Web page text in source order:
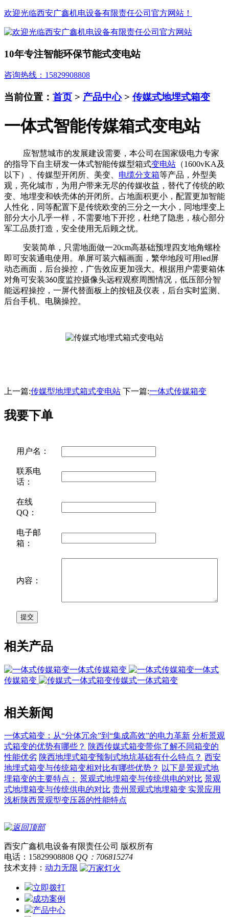
欢迎光临西安广鑫机电设备有限责任公司官方网站！
10年专注智能环保节能式变电站
咨询热线：15829908808
当前位置： 首页 > 产品中心> 传媒式地埋式箱变
一体式智能传媒箱式变电站
应智慧城市的发展建设需要，本公司在国家级电力专家
的指导下自主研发一体式智能传媒型箱式变电站 （1600vKA 及
以下）
、传媒型开闭所、美变、 电缆分支箱等产品，外型美
观，亮化城市，为用户带来无尽的传媒收益，替代了传统的欧
变、地埋变和铁壳体的开闭所。占地面积更小，配置更加智能
人性化，同等配置下是传统欧变的三分之一大小，同地埋变上
部分大小几乎一样，不需要地下开挖，杜绝了隐患，核心部分
军工品质打造，安全使用无后顾之忧。
安装简单，只需地面做一20cm高基础预埋四支地角螺栓
即可安装通电使用。单屏可装六幅画面，繁华地段可用 led屏
动态画面，后台操控，广告效应更加强大。根据用户需要箱体
对角可安装360度监控摄像头远程观察周围情况，低压部分智
能远程操控，一屏代替面板上的按钮及仪表，后台实时监测、
后台手机、电脑操控。
上一篇:传媒型地埋式箱式变电站 下一篇:一体式传媒箱变
我要下单
用户名：
联系电
话：
在线
QQ：
电子邮
箱：
内容：
相关产品
一体式传媒箱变
一体式
传媒箱变
传媒式一体式箱变
相关新闻
一体式箱变：从“分体冗余”到“集成高效”的电力革新 分析景观
式箱变的优势有哪些？ 陕西传媒式箱变带你了解不同箱变的
性能优劣 陕西地埋式箱变预制式地坑基础有什么特点？ 西安
地埋式箱变与传统箱变相对比有哪些优势？ 以下是景观式地
埋箱变的主要特点：
景观式地埋箱变与传统供电的对比 景观
式地埋箱变与传统供电的对比 贵州景观式地埋箱变 实景应用
浅析陕西景观型变压器的性能特点
西安广鑫机电设备有限责任公司 版权所有
电话：15829908808 QQ：706815274
技术支持： 动力无限
立即拨打
成功案例
产品中心